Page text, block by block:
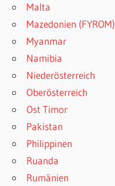
Malta
Mazedonien (FYROM)
Myanmar
Namibia
Niederösterreich
Oberösterreich
Ost Timor
Pakistan
Philippinen
Ruanda
Rumänien